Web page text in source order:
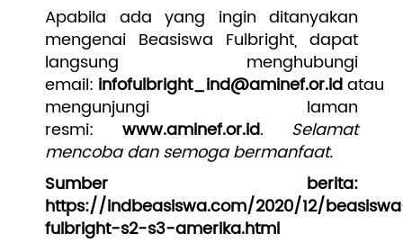
Apabila ada yang ingin ditanyakan
mengenai Beasiswa Fulbright, dapat
langsung menghubungi
email: infofulbright_ind@aminef.or.idatau
mengunjungi laman
resmi: www.aminef.or.id. Selamat
mencoba dan semoga bermanfaat.
Sumber berita:
https://indbeasiswa.com/2020/12/
fulbright-s2-s3-amerika.html